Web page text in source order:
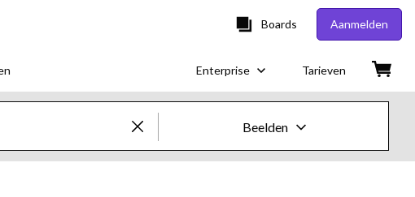
Boards Aanmelden
Enterprise Tarieven
Beelden